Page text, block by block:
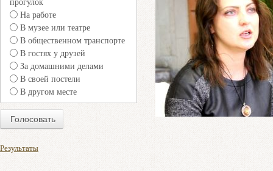
На работе
В музее или театре
В общественном транспорте
В гостях у друзей
За домашними делами
В своей постели
В другом месте
Результаты